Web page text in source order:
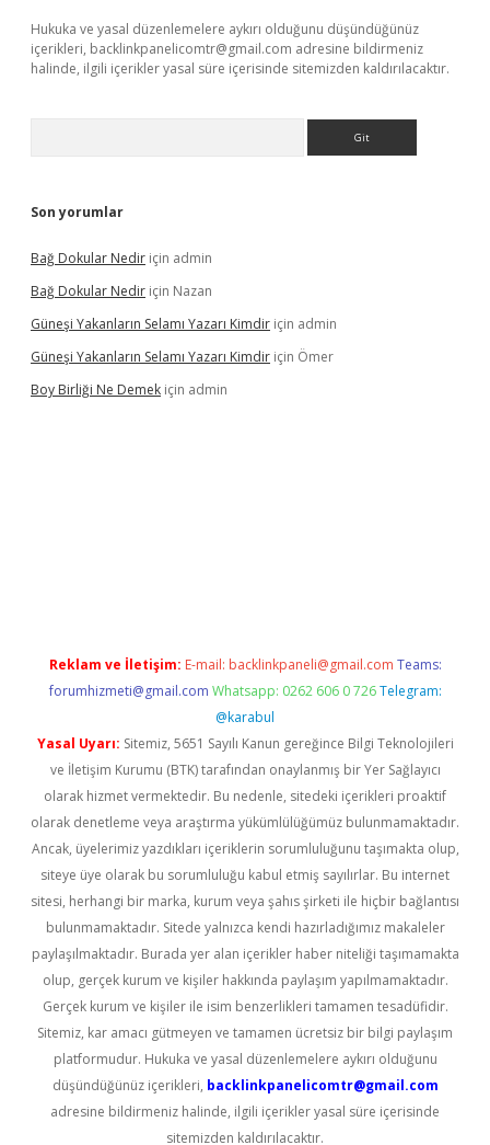
Hukuka ve yasal düzenlemelere aykırı olduğunu düşündüğünüz
içerikleri, backlinkpanelicomtr@gmail.com adresine bildirmeniz
halinde, ilgili içerikler yasal süre içerisinde sitemizden kaldırılacaktır.
Son yorumlar
Bağ Dokular Nedir için admin
Bağ Dokular Nedir için Nazan
Güneşi Yakanların Selamı Yazarı Kimdir için admin
Güneşi Yakanların Selamı Yazarı Kimdir için Ömer
Boy Birliği Ne Demek için admin
Reklam ve İletişim: E-mail: backlinkpaneli@gmail.com Teams:
forumhizmeti@gmail.com Whatsapp: 0262 606 0 726 Telegram:
@karabul
Yasal Uyarı: Sitemiz, 5651 Sayılı Kanun gereğince Bilgi Teknolojileri
ve İletişim Kurumu (BTK) tarafından onaylanmış bir Yer Sağlayıcı
olarak hizmet vermektedir. Bu nedenle, sitedeki içerikleri proaktif
olarak denetleme veya araştırma yükümlülüğümüz bulunmamaktadır.
Ancak, üyelerimiz yazdıkları içeriklerin sorumluluğunu taşımakta olup,
siteye üye olarak bu sorumluluğu kabul etmiş sayılırlar. Bu internet
sitesi, herhangi bir marka, kurum veya şahıs şirketi ile hiçbir bağlantısı
bulunmamaktadır. Sitede yalnızca kendi hazırladığımız makaleler
paylaşılmaktadır. Burada yer alan içerikler haber niteliği taşımamakta
olup, gerçek kurum ve kişiler hakkında paylaşım yapılmamaktadır.
Gerçek kurum ve kişiler ile isim benzerlikleri tamamen tesadüfidir.
Sitemiz, kar amacı gütmeyen ve tamamen ücretsiz bir bilgi paylaşım
platformudur. Hukuka ve yasal düzenlemelere aykırı olduğunu
düşündüğünüz içerikleri, backlinkpanelicomtr@gmail.com
adresine bildirmeniz halinde, ilgili içerikler yasal süre içerisinde
sitemizden kaldırılacaktır.